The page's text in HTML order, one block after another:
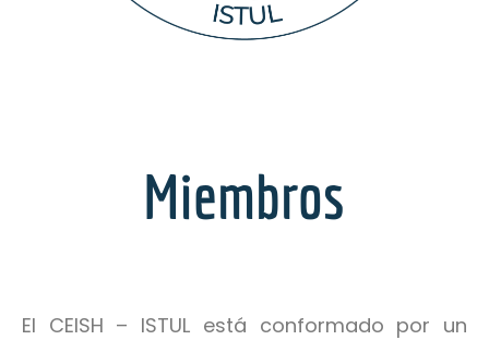
Miembros
El CEISH – ISTUL está conformado por un